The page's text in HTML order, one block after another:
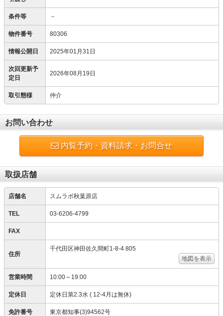
条件等 －
物件番号 80306
情報公開日 2025年01月31日
次回更新予
定日
2026年08月19日
取引態様 仲介
お問い合わせ
内覧予約・資料請求・お問合せ
取扱店舗
店舗名 スムラボ秋葉原店
TEL 03-6206-4799
FAX
住所
千代田区神田佐久間町1-8-4 805
地図を表示
営業時間 10:00～19:00
定休日 定休日第2.3水 ( 12-4月は無休)
免許番号 東京都知事(3)94562号